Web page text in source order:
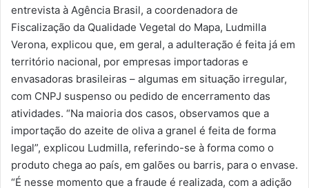
entrevista à Agência Brasil, a coordenadora de
Fiscalização da Qualidade Vegetal do Mapa, Ludmilla
Verona, explicou que, em geral, a adulteração é feita já em
território nacional, por empresas importadoras e
envasadoras brasileiras – algumas em situação irregular,
com CNPJ suspenso ou pedido de encerramento das
atividades. “Na maioria dos casos, observamos que a
importação do azeite de oliva a granel é feita de forma
legal”, explicou Ludmilla, referindo-se à forma como o
produto chega ao país, em galões ou barris, para o envase.
“É nesse momento que a fraude é realizada, com a adição